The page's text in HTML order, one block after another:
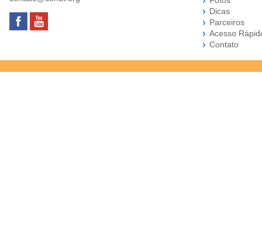
Dicas
Parceiros
Acesso
Contato